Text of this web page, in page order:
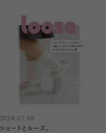
2024.07.08
ショートとルーズ。